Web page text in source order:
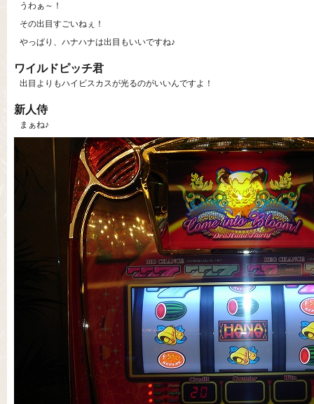
うわぁ～！
その出目すごいねぇ！
やっぱり、ハナハナは出目もいいですね♪
ワイルドピッチ君
出目よりもハイビスカスが光るのがいいんですよ！
新人侍
まぁね♪